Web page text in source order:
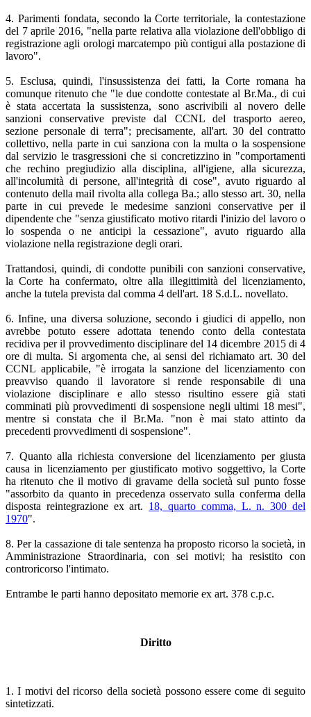
4. Parimenti fondata, secondo la Corte territoriale, la contestazione
del 7 aprile 2016, "nella parte relativa alla violazione dell'obbligo di
registrazione agli orologi marcatempo più contigui alla postazione di
lavoro".
5. Esclusa, quindi, l'insussistenza dei fatti, la Corte romana ha
comunque ritenuto che "le due condotte contestate al Br.Ma., di cui
è stata accertata la sussistenza, sono ascrivibili al novero delle
sanzioni conservative previste dal CCNL del trasporto aereo,
sezione personale di terra"; precisamente, all'art. 30 del contratto
collettivo, nella parte in cui sanziona con la multa o la sospensione
dal servizio le trasgressioni che si concretizzino in "comportamenti
che rechino pregiudizio alla disciplina, all'igiene, alla sicurezza,
all'incolumità di persone, all'integrità di cose", avuto riguardo al
contenuto della mail rivolta alla collega Ba.; allo stesso art. 30, nella
parte in cui prevede le medesime sanzioni conservative per il
dipendente che "senza giustificato motivo ritardi l'inizio del lavoro o
lo sospenda o ne anticipi la cessazione", avuto riguardo alla
violazione nella registrazione degli orari.
Trattandosi, quindi, di condotte punibili con sanzioni conservative,
la Corte ha confermato, oltre alla illegittimità del licenziamento,
anche la tutela prevista dal comma 4 dell'art. 18 S.d.L. novellato.
6. Infine, una diversa soluzione, secondo i giudici di appello, non
avrebbe potuto essere adottata tenendo conto della contestata
recidiva per il provvedimento disciplinare del 14 dicembre 2015 di 4
ore di multa. Si argomenta che, ai sensi del richiamato art. 30 del
CCNL applicabile, "è irrogata la sanzione del licenziamento con
preavviso quando il lavoratore si rende responsabile di una
violazione disciplinare e allo stesso risultino essere già stati
comminati più provvedimenti di sospensione negli ultimi 18 mesi",
mentre si constata che il Br.Ma. "non è mai stato attinto da
precedenti provvedimenti di sospensione".
7. Quanto alla richiesta conversione del licenziamento per giusta
causa in licenziamento per giustificato motivo soggettivo, la Corte
ha ritenuto che il motivo di gravame della società sul punto fosse
"assorbito da quanto in precedenza osservato sulla conferma della
disposta reintegrazione ex art. 18, quarto comma, L. n. 300 del
1970".
8. Per la cassazione di tale sentenza ha proposto ricorso la società, in
Amministrazione Straordinaria, con sei motivi; ha resistito con
controricorso l'intimato.
Entrambe le parti hanno depositato memorie ex art. 378 c.p.c.
Diritto
1. I motivi del ricorso della società possono essere come di seguito
sintetizzati.